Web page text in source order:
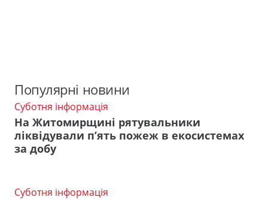
Популярні новини
Суботня інформація
На Житомирщині рятувальники
ліквідували п’ять пожеж в екосистемах
за добу
Суботня інформація